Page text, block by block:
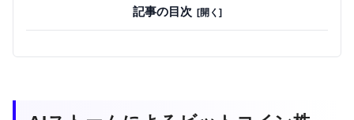
記事の目次